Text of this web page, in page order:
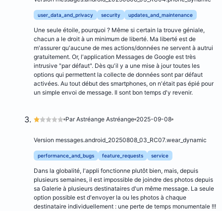
user_data_and_privacy security updates_and_maintenance
Une seule étoile, pourquoi ? Même si certain la trouve géniale,
chacun a le droit à un minimum de liberté. Ma liberté est de
m'assurer qu'aucune de mes actions/données ne servent à autrui
gratuitement. Or, l'application Messages de Google est très
intrusive "par défaut". Dès qu'il y a une mise à jour toutes les
options qui permettent la collecte de données sont par défaut
activées. Au tout début des smartphones, on n'était pas épié pour
un simple envoi de message. Il sont bon temps d'y revenir.
Par Astréange Astréange 2025-09-08
Version messages.android_20250808_03_RC07.wear_dynamic
performance_and_bugs feature_requests service
Dans la globalité, l'appli fonctionne plutôt bien, mais, depuis
plusieurs semaines, il est impossible de joindre des photos depuis
sa Galerie à plusieurs destinataires d'un même message. La seule
option possible est d'envoyer la ou les photos à chaque
destinataire individuellement : une perte de temps monumentale !!!